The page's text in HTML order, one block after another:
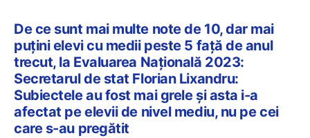
De ce sunt mai multe note de 10, dar mai
puțini elevi cu medii peste 5 față de anul
trecut, la Evaluarea Națională 2023:
Secretarul de stat Florian Lixandru:
Subiectele au fost mai grele și asta i-a
afectat pe elevii de nivel mediu, nu pe cei
care s-au pregătit